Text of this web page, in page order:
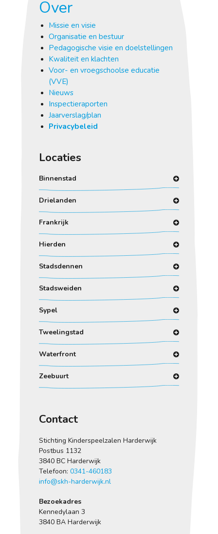
Over
Missie en visie
Organisatie en bestuur
Pedagogische visie en doelstellingen
Kwaliteit en klachten
Voor- en vroegschoolse educatie
(VVE)
Nieuws
Inspectieraporten
Jaarverslag/plan
Privacybeleid
Locaties
Binnenstad
Drielanden
Frankrijk
Hierden
Stadsdennen
Stadsweiden
Sypel
Tweelingstad
Waterfront
Zeebuurt
Contact
Stichting Kinderspeelzalen Harderwijk
Postbus 1132
3840 BC Harderwijk
Telefoon: 0341-460183
info@skh-harderwijk.nl
Bezoekadres
Kennedylaan 3
3840 BA Harderwijk